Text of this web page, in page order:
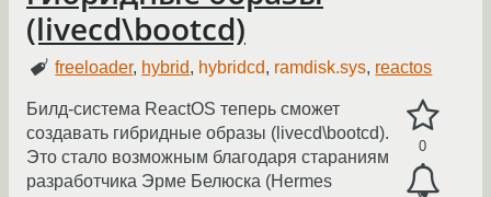
(livecd\bootcd)
freeloader, hybrid, hybridcd, ramdisk.sys, reactos
0
Билд-система ReactOS теперь сможет
создавать гибридные образы (livecd\bootcd).
Это стало возможным благодаря стараниям
разработчика Эрме Белюска (Hermes